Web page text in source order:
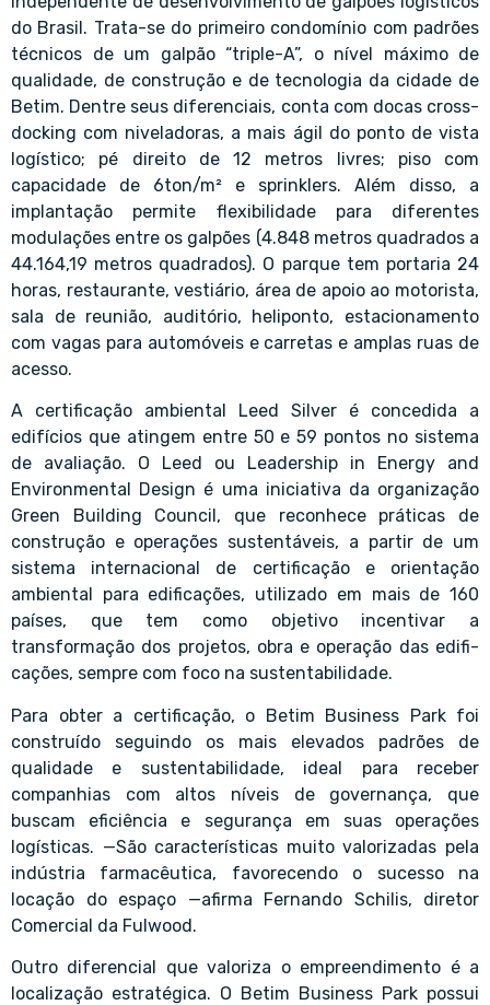
do Brasil. Trata-se do primeiro condomínio com padrões
técnicos de um galpão “triple-A”, o nível máximo de
qualidade, de construção e de tecnologia da cidade de
Betim. Dentre seus diferenciais, conta com docas cross-
docking com niveladoras, a mais ágil do ponto de vista
logístico; pé direito de 12 metros livres; piso com
capacidade de 6ton/m² e sprinklers. Além disso, a
implantação permite flexibilidade para diferentes
modulações entre os galpões (4.848 metros quadrados a
44.164,19 metros quadrados). O parque tem portaria 24
horas, restaurante, vestiário, área de apoio ao motorista,
sala de reunião, auditório, heliponto, estacionamento
com vagas para automóveis e carretas e amplas ruas de
acesso.
A certificação ambiental Leed Silver é concedida a
edifícios que atingem entre 50 e 59 pontos no sistema
de avaliação. O Leed ou Leadership in Energy and
Environmental Design é uma iniciativa da organização
Green Building Council, que reconhece práticas de
construção e operações sustentáveis, a partir de um
sistema internacional de certi­ficação e orientação
ambiental para edifi­cações, utilizado em mais de 160
países, que tem como objetivo incentivar a
transformação dos projetos, obra e operação das edifi­
cações, sempre com foco na sustentabilidade.
Para obter a certificação, o Betim Business Park foi
construído seguindo os mais elevados padrões de
qualidade e sustentabilidade, ideal para receber
companhias com altos níveis de governança, que
buscam eficiência e segurança em suas operações
logísticas. —São características muito valorizadas pela
indústria farmacêutica, favorecendo o sucesso na
locação do espaço —afirma Fernando Schilis, diretor
Comercial da Fulwood.
Outro diferencial que valoriza o empreendimento é a
localização estratégica. O Betim Business Park possui